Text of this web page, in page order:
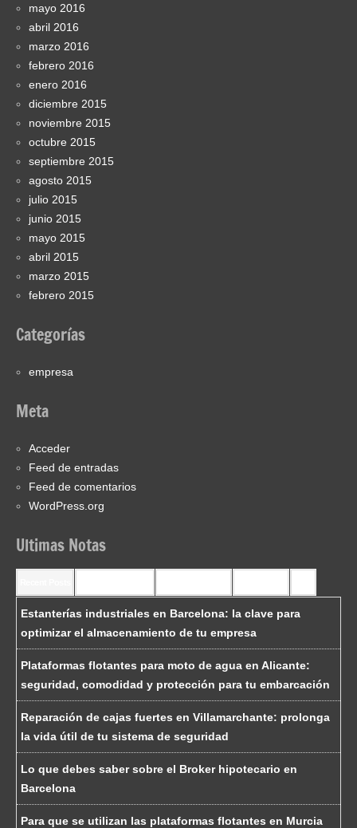
mayo 2016
abril 2016
marzo 2016
febrero 2016
enero 2016
diciembre 2015
noviembre 2015
octubre 2015
septiembre 2015
agosto 2015
julio 2015
junio 2015
mayo 2015
abril 2015
marzo 2015
febrero 2015
Categorías
empresa
Meta
Acceder
Feed de entradas
Feed de comentarios
WordPress.org
Ultimas Notas
Estanterías industriales en Barcelona: la clave para
optimizar el almacenamiento de tu empresa
Plataformas flotantes para moto de agua en Alicante:
seguridad, comodidad y protección para tu embarcación
Reparación de cajas fuertes en Villamarchante: prolonga
la vida útil de tu sistema de seguridad
Lo que debes saber sobre el Broker hipotecario en
Barcelona
Para que se utilizan las plataformas flotantes en Murcia